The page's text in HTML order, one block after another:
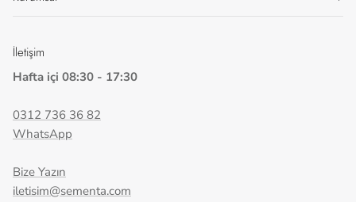
İletişim
Hafta içi 08:30 - 17:30
0312 736 36 82
WhatsApp
Bize Yazın
iletisim@sementa.com